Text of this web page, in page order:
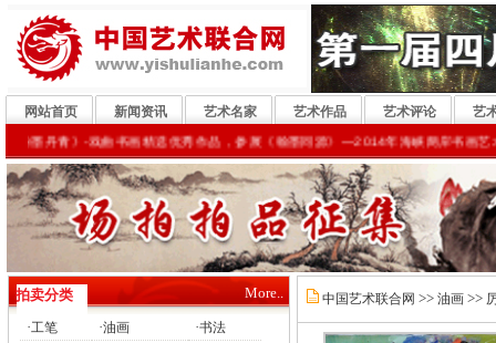
网站首页 新闻资讯 艺术名家 艺术作品 艺术评论
艺
粉墨丹青》-戏曲书画精选优秀作品，参展《翰墨同源》—2014年海峡两岸书画艺
拍卖分类 More..
·工笔 ·油画 ·书法
中国艺术联合网 >> 油画>>